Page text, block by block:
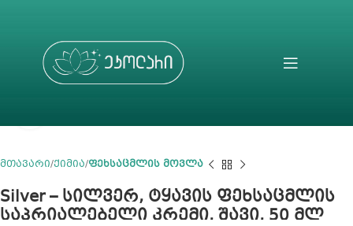
მთავარი ქიმია ფეხსაცმლის მოვლა
Silver – სილვერ, ტყავის ფეხსაცმლის
საპრიალებელი კრემი, შავი, 50 მლ